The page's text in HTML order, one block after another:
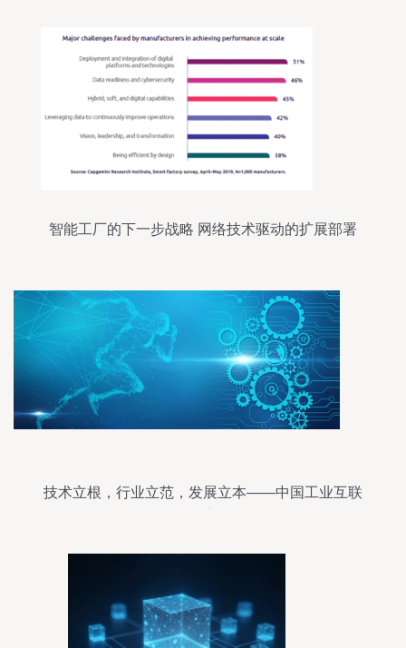
智能工厂的下一步战略 网络技术驱动的扩展部署
技术立根，行业立范，发展立本——中国工业互联